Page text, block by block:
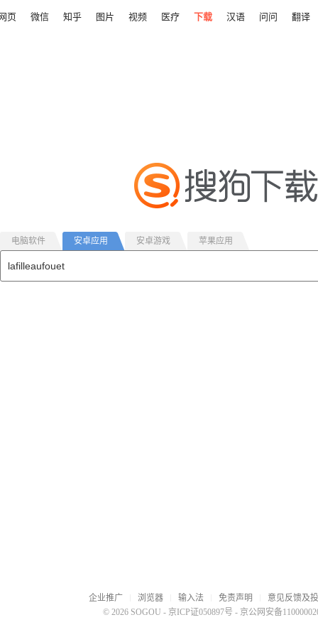
页 微信 知乎 图片 视频 医疗 下载 汉语 问问 翻译
电脑软件 安卓应用 安卓游戏 苹果应用
企业推广 浏览器 输入法 免责声明
意见反馈及
© 2026 SOGOU - 京ICP证050897号 - 京公网安备